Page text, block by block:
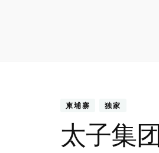
柬埔寨 独家
太子集